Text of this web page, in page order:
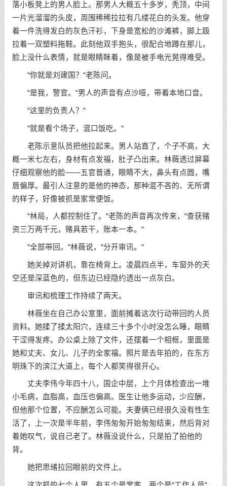
落小板凳上的男人脸上。那男人大概五十多岁，秃顶，中间
一片光溜溜的头皮，周围稀稀拉拉有几缕花白的头发。他穿
着一件洗得发白的灰色汗衫，下身是宽松的沙滩裤，脚上趿
拉着一双塑料拖鞋。此刻他双手抱头，很配合地蹲在那儿，
脸上没什么表情，就是眼睛眯着，像是被手电光晃得难受。
“你就是刘建国？“老陈问。
“是我，警官。“男人的声音有点沙哑，带着本地口音。
“这里的负责人？“
“就是看个场子，混口饭吃。“
老陈示意队员把他拉起来。男人站直了，个子不高，大
概一米七左右，身材有点发福，肚子凸出来。林薇透过屏幕
仔细观察他的脸——五官普通，眼睛不大，鼻头有点圆，嘴
唇偏厚。最引人注意的是他的神态，那种混不吝的、无所谓
的样子，好像被抓是家常便饭。
“林局，人都控制住了。“老陈的声音再次传来，“查获赌
资三万两千元，赌具若干，账本一本。“
“全部带回。“林薇说，“分开审讯。“
她关掉对讲机，靠在椅背上。凌晨四点半，车窗外的天
空还是深蓝色的，但东边已经隐约透出一点灰白。
审讯和梳理工作持续了两天。
林薇坐在自己办公室里，面前摊着这次行动带回的人员
资料。她揉了揉太阳穴，连续三十多个小时没怎么睡，眼睛
干涩得发疼。办公桌上除了文件，还摆着一个相框，里面是
她和丈夫、女儿、儿子的全家福。照片是去年拍的，在东方
明珠下的滨江大道上，每个人都笑得很开心。
丈夫李伟今年四十八，国企中层，上个月体检查出一堆
小毛病，血脂高，血压也偏高。医生让他多运动，少应酬，
但他那个位置，不应酬怎么可能。夫妻俩已经很久没有性生
活了，上一次是半年前，李伟匆匆开始匆匆结束，然后背对
着她叹气，说自己老了。林薇没说什么，只是拍了拍他的
背。
她把思绪拉回眼前的文件上。